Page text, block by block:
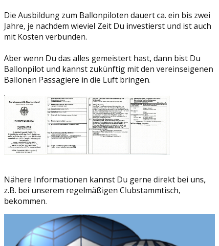
Die Ausbildung zum Ballonpiloten dauert ca. ein bis zwei
Jahre, je nachdem wieviel Zeit Du investierst und ist auch
mit Kosten verbunden.
Aber wenn Du das alles gemeistert hast, dann bist Du
Ballonpilot und kannst zukünftig mit den vereinseigenen
Ballonen Passagiere in die Luft bringen.
Nähere Informationen kannst Du gerne direkt bei uns,
z.B. bei unserem regelmäßigen Clubstammtisch,
bekommen.